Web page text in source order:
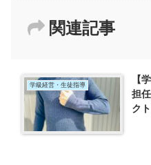
関連記事
学級経営・生徒指導
【
担
ク